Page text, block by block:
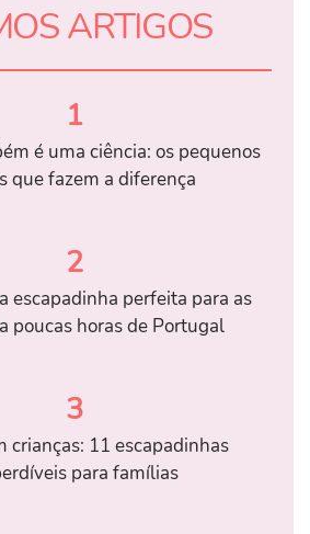
ARTIGOS
1
é uma ciência: os pequenos
que fazem a diferença
2
escapadinha perfeita para as
poucas horas de Portugal
3
crianças: 11 escapadinhas
para famílias